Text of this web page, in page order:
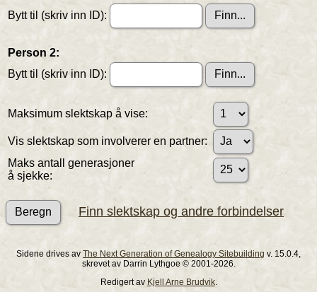
Bytt til (skriv inn ID):
Person 2:
Bytt til (skriv inn ID):
Maksimum slektskap å vise:
Vis slektskap som involverer en partner:
Maks antall generasjoner
å sjekke:
Finn slektskap og andre forbindelser
Sidene drives av The Next Generation of Genealogy Sitebuilding v. 15.0.4,
skrevet av Darrin Lythgoe © 2001-2026.
Redigert av Kjell Arne Brudvik.